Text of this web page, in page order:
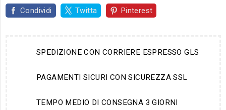
Condividi Twitta Pinterest
SPEDIZIONE CON CORRIERE ESPRESSO GLS
PAGAMENTI SICURI CON SICUREZZA SSL
TEMPO MEDIO DI CONSEGNA 3 GIORNI